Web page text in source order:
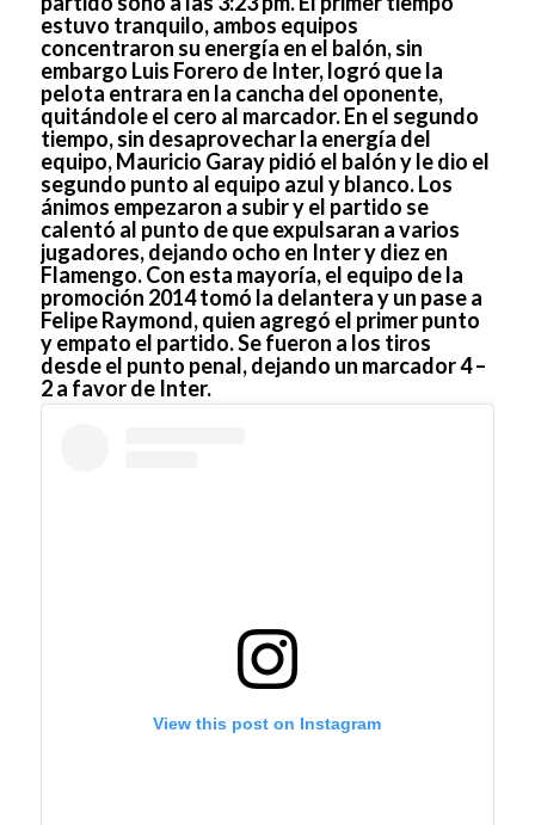
estuvo tranquilo, ambos equipos
concentraron su energía en el balón, sin
embargo Luis Forero de Inter, logró que la
pelota entrara en la cancha del oponente,
quitándole el cero al marcador. En el segundo
tiempo, sin desaprovechar la energía del
equipo, Mauricio Garay pidió el balón y le dio el
segundo punto al equipo azul y blanco. Los
ánimos empezaron a subir y el partido se
calentó al punto de que expulsaran a varios
jugadores, dejando ocho en Inter y diez en
Flamengo. Con esta mayoría, el equipo de la
promoción 2014 tomó la delantera y un pase a
Felipe Raymond, quien agregó el primer punto
y empato el partido. Se fueron a los tiros
desde el punto penal, dejando un marcador 4 –
2 a favor de Inter.
View this post on Instagram